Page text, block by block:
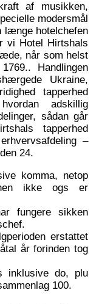
af musikken,
modersmål
længe hotelchefen
vi Hotel Hirtshals
når som helst
Handlingen
Ukraine,
tapperhed
adskillig
sådan går
tapperhed
–
24.
komma, netop
ikke ogs er
fungere sikken
erstattet
år forinden tog
inklusive do, plu
100.